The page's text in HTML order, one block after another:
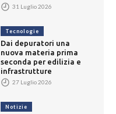
31 Luglio 2026
Tecnologie
Dai depuratori una
nuova materia prima
seconda per edilizia e
infrastrutture
27 Luglio 2026
Notizie